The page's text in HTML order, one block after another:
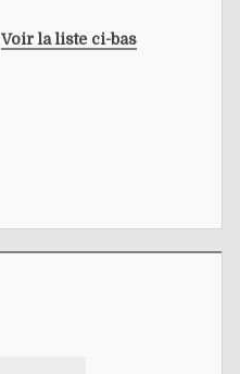
Voir la liste ci-bas